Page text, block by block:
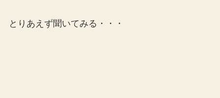
とりあえず聞いてみる・・・